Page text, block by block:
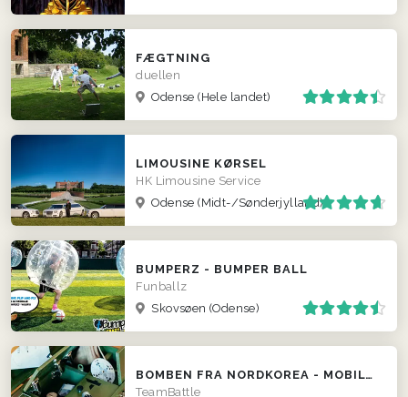
FÆGTNING
duellen
Odense(Hele landet)
LIMOUSINE KØRSEL
HK Limousine Service
Odense(Midt-/Sønderjylland)
BUMPERZ - BUMPER BALL
Funballz
Skovsøen (Odense)
BOMBEN FRA NORDKOREA - MOBILT ESCAPE ROOM
TeamBattle